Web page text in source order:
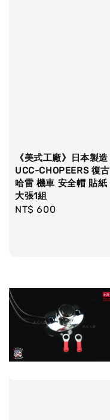
《美式工廠》日本製造
UCC-CHOPEERS 復古
哈雷 機車 安全帽 貼紙
大張1組
Regular
NT$ 600